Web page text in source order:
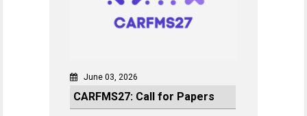
June 03, 2026
CARFMS27: Call for Papers